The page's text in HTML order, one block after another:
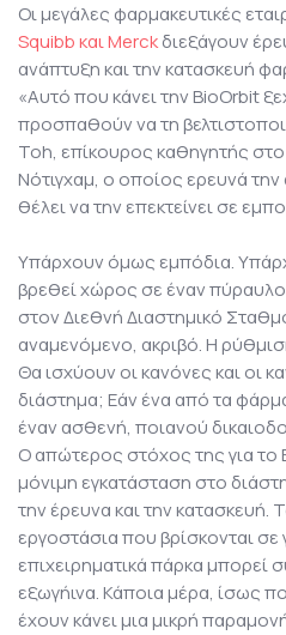
Οι μεγάλες φαρμακευτικές
Squibb καιMerckδιεξάγουν
ανάπτυξη και την κατασκευή
«Αυτό που κάνει την BioOrbit
προσπαθούν να τη
Toh, επίκουρος καθηγητής
Νότιγχαμ, ο οποίος ερευνά
θέλει να την επεκτείνει σε
Υπάρχουν όμως εμπόδια.
βρεθεί χώρος σε έναν
στον Διεθνή Διαστημικό
αναμενόμενο, ακριβό. Η
Θα ισχύουν οι κανόνες και οι
διάστημα; Εάν ένα από τα
έναν ασθενή, ποιανού
Ο απώτερος στόχος της για το
μόνιμη εγκατάσταση στο
την έρευνα και την κατασκευή.
εργοστάσια που βρίσκονται σε
επιχειρηματικά πάρκα μπορεί
εξωγήινα. Κάποια μέρα, ίσως
έχουν κάνει μια μικρή